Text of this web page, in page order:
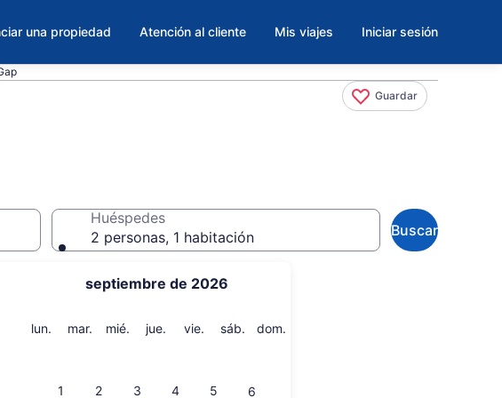
una propiedad Atención al cliente Mis viajes Iniciar sesión
Guardar
septiembre de 2026
lun. lunesmar. martes
mié. miércoles
jue. jueves
vie. viernes
sáb. sábado
dom.
1 2 3 4 5 6
Huéspedes
2 personas, 1 habitación
Buscar